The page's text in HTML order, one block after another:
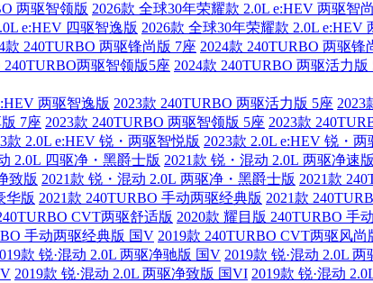
两驱智领版 2026款 全球30年荣耀款 2.0L e:HEV 两驱智
e:HEV 四驱智逸版 2026款 全球30年荣耀款 2.0L e:HEV
款 240TURBO 两驱锋尚版 7座 2024款 240TURBO 两驱锋
两驱智领版5座 2024款 240TURBO 两驱活力版
两驱智逸版 2023款 240TURBO 两驱活力版 5座 2023
7座 2023款 240TURBO 两驱智领版 5座 2023款
款 2.0L e:HEV 锐・两驱智悦版 2023款 2.0L e:HEV 锐・两
2.0L 四驱净・黑爵士版 2021款 锐・混动 2.0L 两驱净速版
致版 2021款 锐・混动 2.0L 两驱净・黑爵士版 2021款
华版 2021款 240TURBO 手动两驱经典版 2021款
CVT两驱舒适版 2020款 耀目版 240TURBO 手
手动两驱经典版 国V 2019款 240TURBO CVT两驱风尚
款 锐·混动 2.0L 两驱净驰版 国V 2019款 锐·混动 2.0L
2019款 锐·混动 2.0L 两驱净致版 国VI 2019款 锐·混动